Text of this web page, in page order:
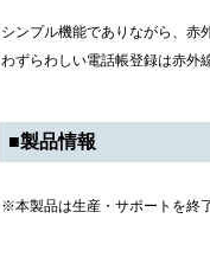
シンプル機能でありながら、赤
わずらわしい電話帳登録は赤外
■製品情報
※本製品は生産・サポートを終